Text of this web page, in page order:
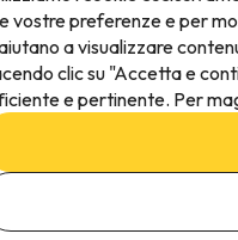
vostre preferenze e per
a visualizzare
clic su "Accetta e
e pertinente. Per